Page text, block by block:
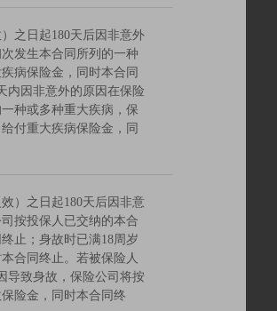
之日起180天后因非意外
发生本合同所列的一种
病保险金，同时本合同
内因非意外的原因在保险
种或多种重大疾病，保
付重大疾病保险金，同
）之日起180天后因非意
按投保人已交纳的本合
止；身故时已满18周岁
合同终止。若被保险人
导致身故，保险公司将按
险金，同时本合同终